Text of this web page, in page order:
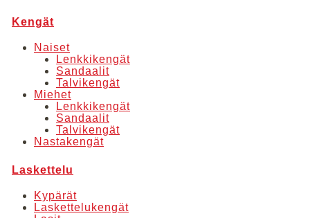
Kengät
Naiset
Lenkkikengät
Sandaalit
Talvikengät
Miehet
Lenkkikengät
Sandaalit
Talvikengät
Nastakengät
Laskettelu
Kypärät
Laskettelukengät